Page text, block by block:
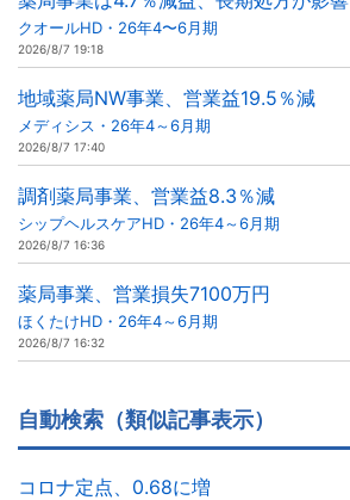
クオールHD・26年4〜6月期
2026/8/7 19:18
地域薬局NW事業、営業益19.5％減
メディシス・26年4～6月期
2026/8/7 17:40
調剤薬局事業、営業益8.3％減
シップヘルスケアHD・26年4～6月期
2026/8/7 16:36
薬局事業、営業損失7100万円
ほくたけHD・26年4～6月期
2026/8/7 16:32
自動検索（類似記事表示）
コロナ定点、0.68に増